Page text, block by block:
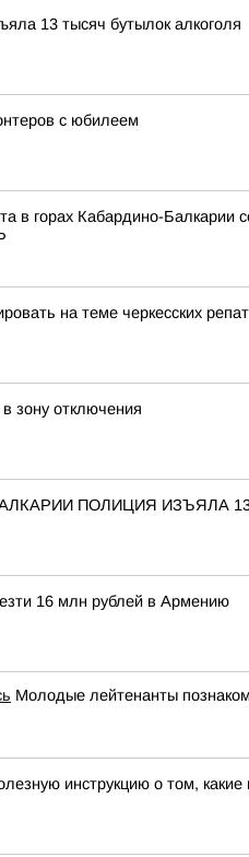
13 тысяч бутылок алкоголя
с юбилеем
в горах Кабардино-
на теме черкесских
зону отключения
ПОЛИЦИЯ ИЗЪЯЛА
16 млн рублей в Армению
Молодые лейтенанты
инструкцию о том,